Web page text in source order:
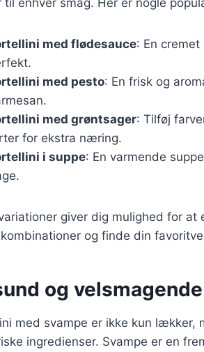
med flødesauce: En
med pesto: En frisk og
med grøntsager: Tilføj
for ekstra næring.
i suppe: En varmende
giver dig mulighed for at
og finde din
og
med svampe er ikke kun lækker,
ingredienser. Svampe er en